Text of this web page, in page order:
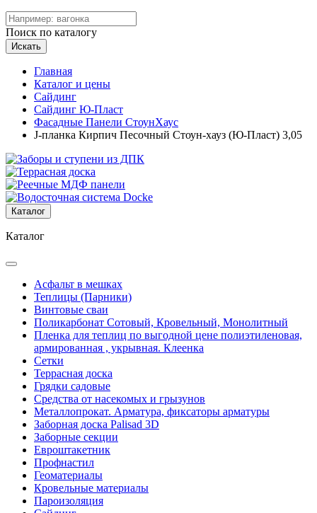
Поиск по каталогу
Искать
Главная
Каталог и цены
Сайдинг
Сайдинг Ю-Пласт
Фасадные Панели СтоунХаус
J-планка Кирпич Песочный Стоун-хауз (Ю-Пласт) 3,05
Каталог
Каталог
Асфальт в мешках
Теплицы (Парники)
Винтовые сваи
Поликарбонат Сотовый, Кровельный, Монолитный
Пленка для теплиц по выгодной цене полиэтиленовая,
армированная , укрывная. Клеенка
Сетки
Террасная доска
Грядки садовые
Средства от насекомых и грызунов
Металлопрокат. Арматура, фиксаторы арматуры
Заборная доска Palisad 3D
Заборные секции
Евроштакетник
Профнастил
Геоматериалы
Кровельные материалы
Пароизоляция